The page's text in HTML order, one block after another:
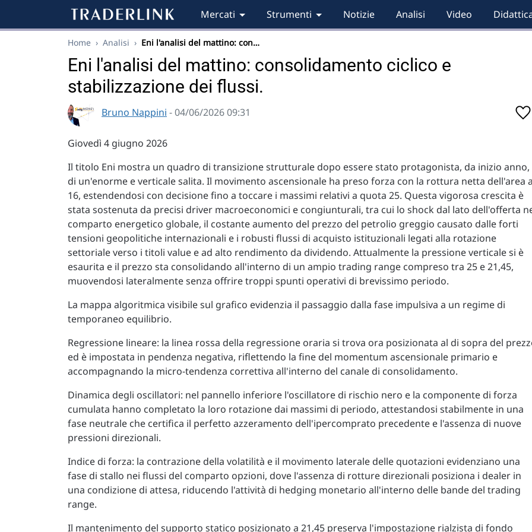
Mercati Strumenti Notizie Analisi Video
Home › Analisi › Eni l'analisi del mattino: con…
Eni l'analisi del mattino: consolidamento ciclico e
stabilizzazione dei flussi.
Bruno Nappini - 04/06/2026 09:31
Giovedì 4 giugno 2026
Il titolo Eni mostra un quadro di transizione strutturale dopo essere stato protagonista, da inizio anno,
di un'enorme e verticale salita. Il movimento ascensionale ha preso forza con la rottura netta dell'area
16, estendendosi con decisione fino a toccare i massimi relativi a quota 25. Questa vigorosa crescita è
stata sostenuta da precisi driver macroeconomici e congiunturali, tra cui lo shock dal lato dell'offerta
comparto energetico globale, il costante aumento del prezzo del petrolio greggio causato dalle forti
tensioni geopolitiche internazionali e i robusti flussi di acquisto istituzionali legati alla rotazione
settoriale verso i titoli value e ad alto rendimento da dividendo. Attualmente la pressione verticale si è
esaurita e il prezzo sta consolidando all'interno di un ampio trading range compreso tra 25 e 21,45,
muovendosi lateralmente senza offrire troppi spunti operativi di brevissimo periodo.
La mappa algoritmica visibile sul grafico evidenzia il passaggio dalla fase impulsiva a un regime di
temporaneo equilibrio.
Regressione lineare: la linea rossa della regressione oraria si trova ora posizionata al di sopra del
ed è impostata in pendenza negativa, riflettendo la fine del momentum ascensionale primario e
accompagnando la micro-tendenza correttiva all'interno del canale di consolidamento.
Dinamica degli oscillatori: nel pannello inferiore l'oscillatore di rischio nero e la componente di forza
cumulata hanno completato la loro rotazione dai massimi di periodo, attestandosi stabilmente in una
fase neutrale che certifica il perfetto azzeramento dell'ipercomprato precedente e l'assenza di nuove
pressioni direzionali.
Indice di forza: la contrazione della volatilità e il movimento laterale delle quotazioni evidenziano una
fase di stallo nei flussi del comparto opzioni, dove l'assenza di rotture direzionali posiziona i dealer in
una condizione di attesa, riducendo l'attività di hedging monetario all'interno delle bande del trading
range.
Il mantenimento del supporto statico posizionato a 21,45 preserva l'impostazione rialzista di fondo